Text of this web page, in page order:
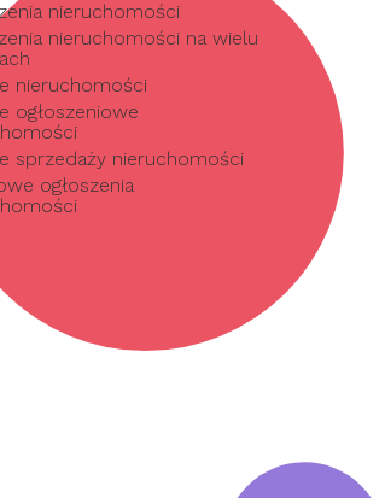
nieruchomości
nieruchomości na wielu
nieruchomości
ogłoszeniowe
sprzedaży nieruchomości
ogłoszenia